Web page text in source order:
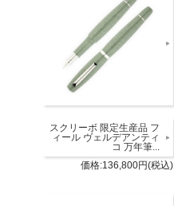
スクリーボ 限定生産品 フ
ィール ヴェルデアンティ
コ 万年筆...
価格:136,800円(税込)